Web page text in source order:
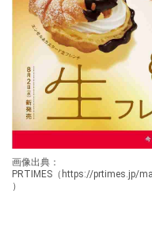
画像出典：
PRTIMES（https://prtimes.jp/
）